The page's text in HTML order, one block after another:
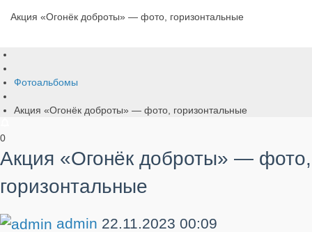
Акция «Огонёк доброты» — фото, горизонтальные
Фотоальбомы
Акция «Огонёк доброты» — фото, горизонтальные
0
Акция «Огонёк доброты» — фото,
горизонтальные
admin 22.11.2023 00:09